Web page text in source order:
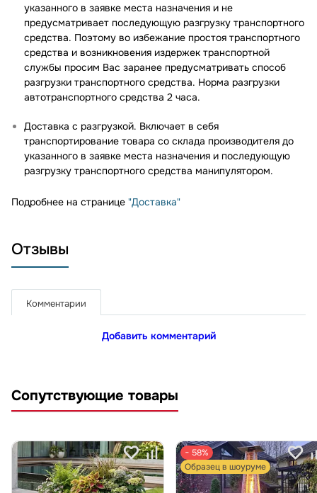
указанного в заявке места назначения и не
предусматривает последующую разгрузку транспортного
средства. Поэтому во избежание простоя транспортного
средства и возникновения издержек транспортной
службы просим Вас заранее предусматривать способ
разгрузки транспортного средства. Норма разгрузки
автотранспортного средства 2 часа.
Доставка с разгрузкой. Включает в себя
транспортирование товара со склада производителя до
указанного в заявке места назначения и последующую
разгрузку транспортного средства манипулятором.
Подробнее на странице "Доставка"
Отзывы
Комментарии
Добавить комментарий
Сопутствующие товары
− 58%
Образец в шоуруме